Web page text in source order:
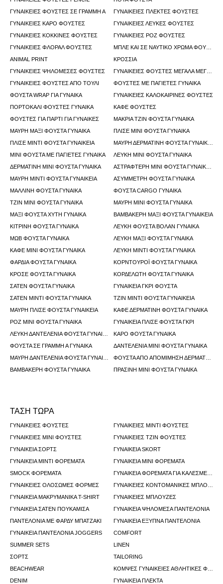
ΓΥΝΑΙΚΕΊΕΣ ΦΟΎΣΤΕΣ ΣΕ ΓΡΑΜΜΉ Α
ΓΥΝΑΙΚΕΊΕΣ ΠΛΕΚΤΈΣ ΦΟΎΣΤΕΣ
ΓΥΝΑΙΚΕΊΕΣ ΚΑΡΌ ΦΟΎΣΤΕΣ
ΓΥΝΑΙΚΕΊΕΣ ΛΕΥΚΈΣ ΦΟΎΣΤΕΣ
ΓΥΝΑΙΚΕΊΕΣ ΚΌΚΚΙΝΕΣ ΦΟΎΣΤΕΣ
ΓΥΝΑΙΚΕΊΕΣ ΡΟΖ ΦΟΎΣΤΕΣ
ΓΥΝΑΙΚΕΊΕΣ ΦΛΟΡΆΛ ΦΟΎΣΤΕΣ
ANIMAL PRINT
ΚΡΌΣΣΙΑ
ΓΥΝΑΙΚΕΊΕΣ ΨΗΛΌΜΕΣΕΣ ΦΟΎΣΤΕΣ
ΓΥΝΑΙΚΕΊΕΣ ΦΟΎΣΤΕΣ ΑΠΌ ΤΟΎΛΙ
ΦΟΎΣΤΕΣ ΜΕ ΠΑΓΙΈΤΕΣ ΓΥΝΑΊΚΑ
ΦΟΎΣΤΑ WRAP ΓΙΑ ΓΥΝΑΊΚΑ
ΓΥΝΑΙΚΕΊΕΣ ΚΑΛΟΚΑΙΡΙΝΈΣ ΦΟΎΣΤΕΣ
ΠΟΡΤΟΚΑΛΊ ΦΟΎΣΤΕΣ ΓΥΝΑΊΚΑ
ΚΑΦΈ ΦΟΎΣΤΕΣ
ΦΟΎΣΤΕΣ ΓΙΑ ΠΆΡΤΙ ΓΙΑ ΓΥΝΑΊΚΕΣ
ΜΑΚΡΙΆ ΤΖΙΝ ΦΟΎΣΤΑ ΓΥΝΑΊΚΑ
ΜΑΎΡΗ ΜΆΞΙ ΦΟΎΣΤΑ ΓΥΝΑΊΚΑ
ΠΛΙΣΈ ΜΊΝΙ ΦΟΎΣΤΑ ΓΥΝΑΊΚΑ
ΠΛΙΣΈ ΜΊΝΤΙ ΦΟΎΣΤΑ ΓΥΝΑΙΚΕΊΑ
ΜΊΝΙ ΦΟΎΣΤΑ ΜΕ ΠΑΓΙΈΤΕΣ ΓΥΝΑΊΚΑ
ΛΕΥΚΉ ΜΊΝΙ ΦΟΎΣΤΑ ΓΥΝΑΊΚΑ
ΔΕΡΜΆΤΙΝΗ ΜΊΝΙ ΦΟΎΣΤΑ ΓΥΝΑΊΚΑ
ΜΑΎΡΗ ΜΊΝΤΙ ΦΟΎΣΤΑ ΓΥΝΑΙΚΕΊΑ
ΑΣΎΜΜΕΤΡΗ ΦΟΎΣΤΑ ΓΥΝΑΊΚΑ
ΜΆΛΛΙΝΗ ΦΟΎΣΤΑ ΓΥΝΑΊΚΑ
ΦΟΎΣΤΑ CARGO ΓΥΝΑΊΚΑ
ΤΖΙΝ ΜΊΝΙ ΦΟΎΣΤΑ ΓΥΝΑΊΚΑ
ΜΑΎΡΗ ΜΊΝΙ ΦΟΎΣΤΑ ΓΥΝΑΊΚΑ
ΜΆΞΙ ΦΟΎΣΤΑ ΧΥΤΉ ΓΥΝΑΊΚΑ
ΒΑΜΒΑΚΕΡΉ ΜΆΞΙ ΦΟΎΣΤΑ ΓΥΝΑΙΚΕΊΑ
ΚΊΤΡΙΝΗ ΦΟΎΣΤΑ ΓΥΝΑΊΚΑ
ΛΕΥΚΉ ΦΟΎΣΤΑ ΒΟΛΆΝ ΓΥΝΑΊΚΑ
ΜΩΒ ΦΟΎΣΤΑ ΓΥΝΑΊΚΑ
ΛΕΥΚΉ ΜΆΞΙ ΦΟΎΣΤΑ ΓΥΝΑΊΚΑ
ΚΑΦΈ ΜΊΝΙ ΦΟΎΣΤΑ ΓΥΝΑΊΚΑ
ΛΕΥΚΉ ΜΊΝΤΙ ΦΟΎΣΤΑ ΓΥΝΑΊΚΑ
ΦΑΡΔΙΆ ΦΟΎΣΤΑ ΓΥΝΑΊΚΑ
ΚΟΡΝΤΟΥΡΌΙ ΦΟΎΣΤΑ ΓΥΝΑΊΚΑ
ΚΡΟΣΈ ΦΟΎΣΤΑ ΓΥΝΑΊΚΑ
ΚΟΡΔΕΛΩΤΉ ΦΟΎΣΤΑ ΓΥΝΑΊΚΑ
ΣΑΤΈΝ ΦΟΎΣΤΑ ΓΥΝΑΊΚΑ
ΓΥΝΑΙΚΕΊΑ ΓΚΡΙ ΦΟΎΣΤΑ
ΣΑΤΈΝ ΜΊΝΤΙ ΦΟΎΣΤΑ ΓΥΝΑΊΚΑ
ΤΖΙΝ ΜΊΝΤΙ ΦΟΎΣΤΑ ΓΥΝΑΙΚΕΊΑ
ΜΑΎΡΗ ΠΛΙΣΈ ΦΟΎΣΤΑ ΓΥΝΑΙΚΕΊΑ
ΚΑΦΈ ΔΕΡΜΆΤΙΝΗ ΦΟΎΣΤΑ ΓΥΝΑΊΚΑ
ΡΟΖ ΜΊΝΙ ΦΟΎΣΤΑ ΓΥΝΑΊΚΑ
ΓΥΝΑΙΚΕΊΑ ΠΛΙΣΈ ΦΟΎΣΤΑ ΓΚΡΙ
ΚΑΡΌ ΦΟΎΣΤΑ ΓΥΝΑΊΚΑ
ΦΟΎΣΤΑ ΣΕ ΓΡΑΜΜΉ Α ΓΥΝΑΊΚΑ
ΔΑΝΤΕΛΈΝΙΑ ΜΊΝΙ ΦΟΎΣΤΑ ΓΥΝΑΊΚΑ
ΒΑΜΒΑΚΕΡΉ ΦΟΎΣΤΑ ΓΥΝΑΊΚΑ
ΠΡΆΣΙΝΗ ΜΊΝΙ ΦΟΎΣΤΑ ΓΥΝΑΊΚΑ
ΤΑΣΗ ΤΩΡΑ
ΓΥΝΑΙΚΕΊΕΣ ΦΟΎΣΤΕΣ
ΓΥΝΑΙΚΕΊΕΣ ΜΊΝΤΙ ΦΟΎΣΤΕΣ
ΓΥΝΑΙΚΕΊΕΣ ΜΊΝΙ ΦΟΎΣΤΕΣ
ΓΥΝΑΙΚΕΊΕΣ ΤΖΙΝ ΦΟΎΣΤΕΣ
ΓΥΝΑΙΚΕΊΑ ΣΟΡΤΣ
ΓΥΝΑΙΚΕΊΑ SKORT
ΓΥΝΑΙΚΕΊΑ ΜΊΝΤΙ ΦΟΡΈΜΑΤΑ
ΓΥΝΑΙΚΕΊΑ ΜΊΝΙ ΦΟΡΈΜΑΤΑ
SMOCK ΦΟΡΈΜΑΤΑ
ΓΥΝΑΙΚΕΊΕΣ ΟΛΌΣΩΜΕΣ ΦΌΡΜΕΣ
ΓΥΝΑΙΚΕΊΑ ΜΑΚΡΥΜΆΝΙΚΑ T-SHIRT
ΓΥΝΑΙΚΕΊΕΣ ΜΠΛΟΎΖΕΣ
ΓΥΝΑΙΚΕΊΑ ΣΑΤΈΝ ΠΟΥΚΆΜΙΣΑ
ΓΥΝΑΙΚΕΊΑ ΨΗΛΌΜΕΣΑ ΠΑΝΤΕΛΌΝΙΑ
ΠΑΝΤΕΛΌΝΙΑ ΜΕ ΦΑΡΔΎ ΜΠΑΤΖΆΚΙ
ΓΥΝΑΙΚΕΊΑ ΈΞΥΠΝΑ ΠΑΝΤΕΛΌΝΙΑ
ΓΥΝΑΙΚΕΊΑ ΠΑΝΤΕΛΌΝΙΑ JOGGERS
COMFORT
SUMMER SETS
LINEN
ΣΟΡΤΣ
TAILORING
BEACHWEAR
DENIM
ΓΥΝΑΙΚΕΊΑ ΠΛΕΚΤΆ